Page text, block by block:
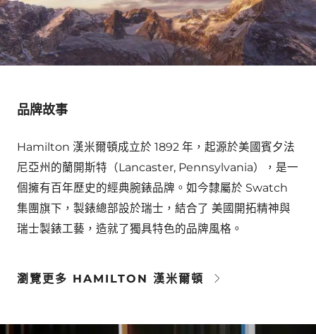
品牌故事
Hamilton 漢米爾頓成立於 1892 年，起源於美國賓夕法
尼亞州的蘭開斯特（Lancaster, Pennsylvania），是一
個擁有百年歷史的經典腕錶品牌。如今隸屬於 Swatch
集團旗下，製錶總部設於瑞士，結合了 美國開拓精神與
瑞士製錶工藝，造就了獨具特色的品牌風格。
瀏覽更多 HAMILTON 漢米爾頓